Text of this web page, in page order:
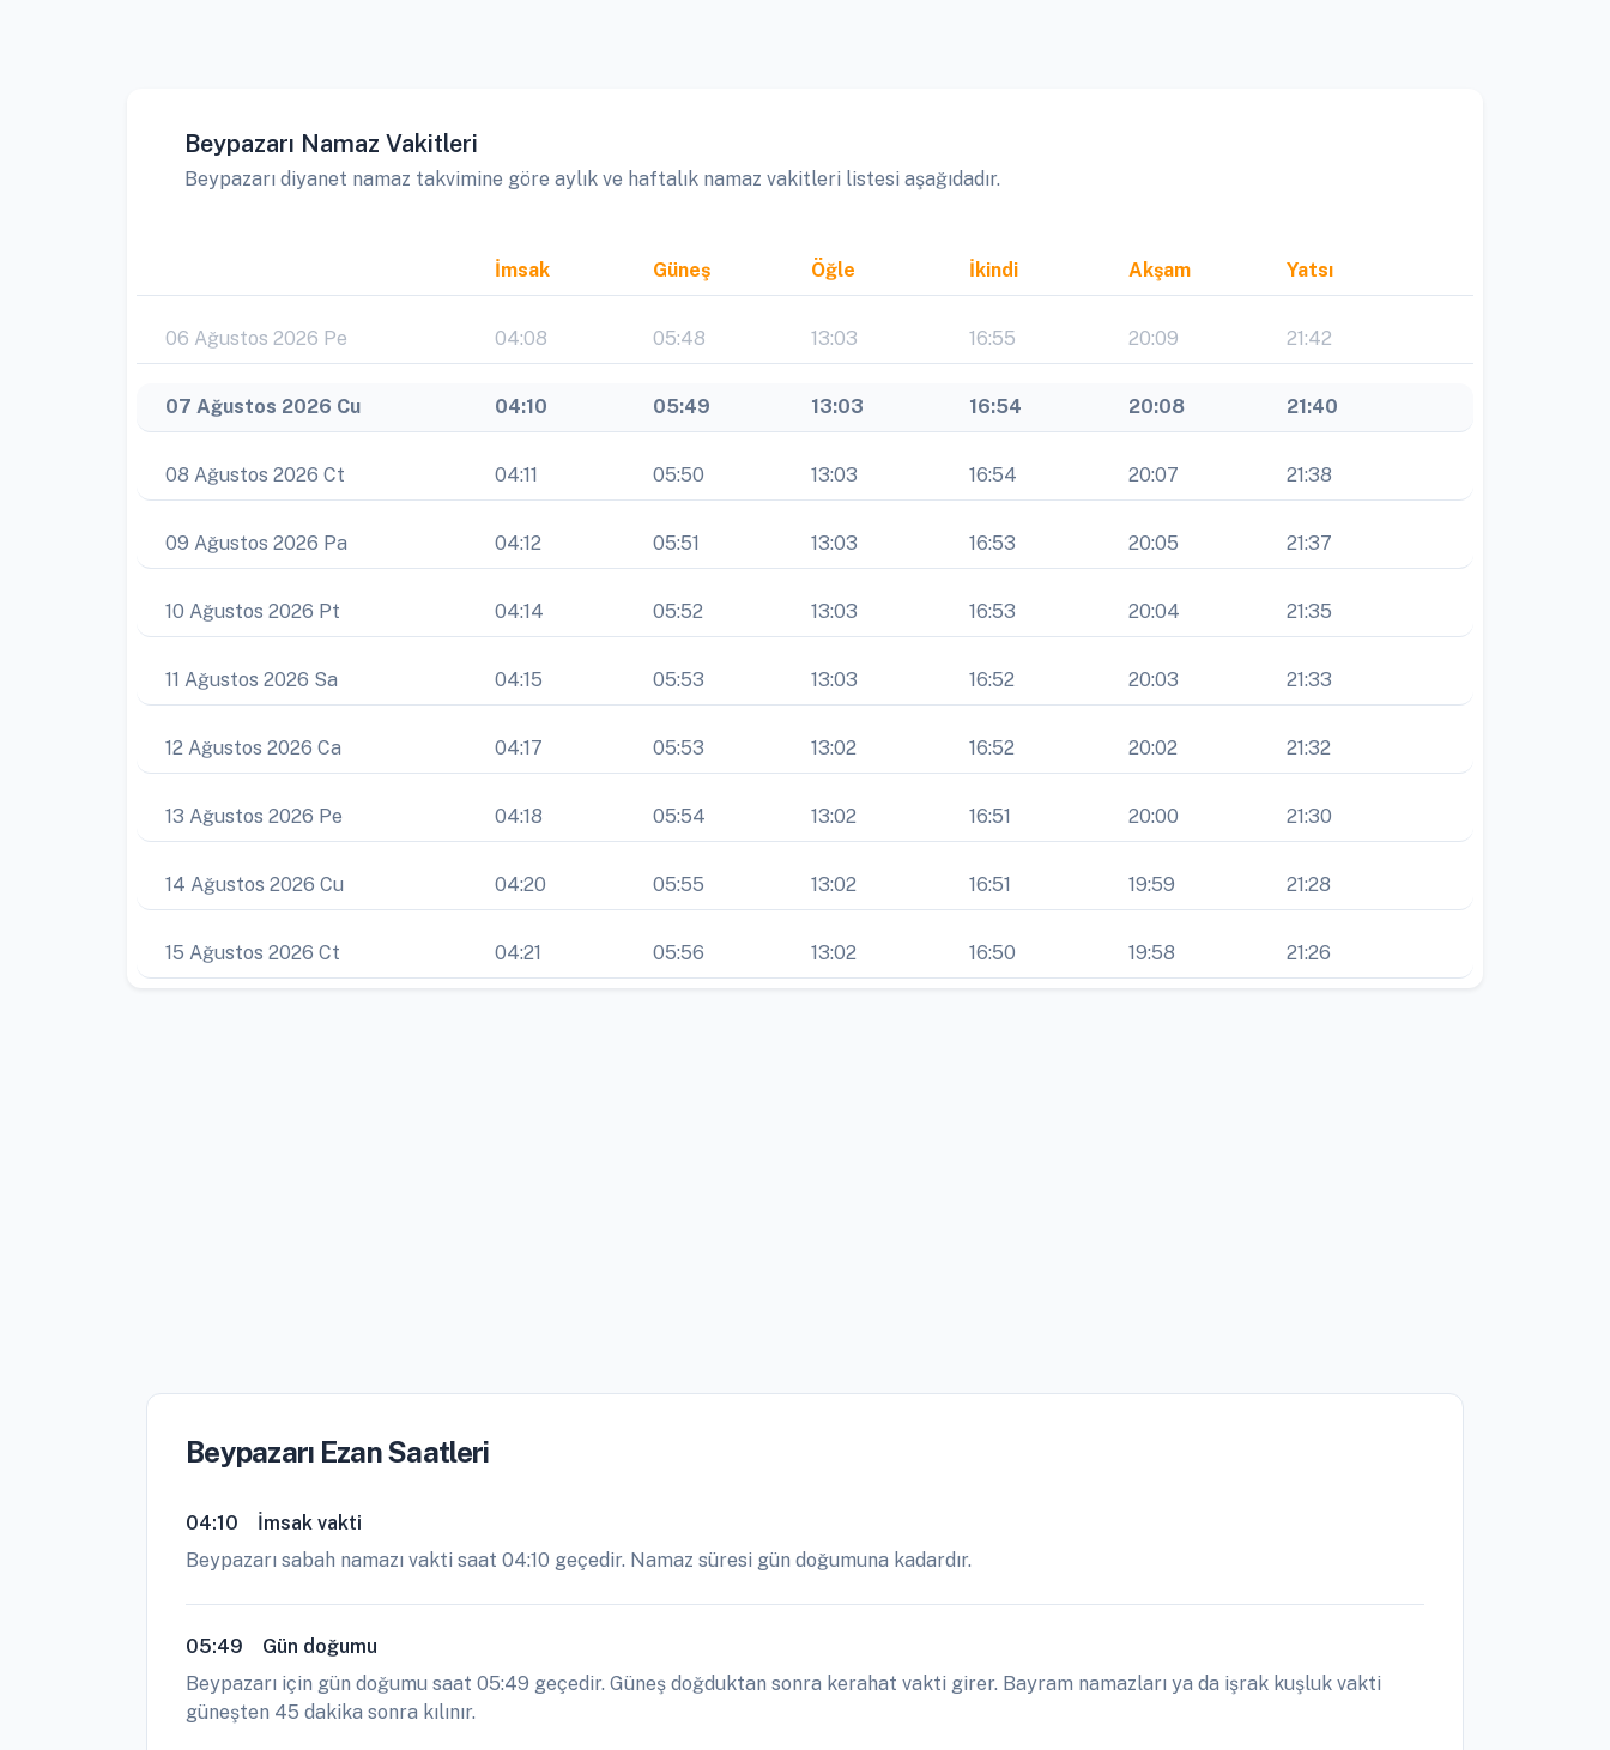
Beypazarı Namaz Vakitleri
Beypazarı diyanet namaz takvimine göre aylık ve haftalık namaz vakitleri listesi aşağıdadır.
İmsak Güneş Öğle İkindi Akşam Yatsı
06 Ağustos 2026 Pe 04:08 05:48 13:03 16:55 20:09 21:42
07 Ağustos 2026 Cu 04:10 05:49 13:03 16:54 20:08 21:40
08 Ağustos 2026 Ct 04:11 05:50 13:03 16:54 20:07 21:38
09 Ağustos 2026 Pa 04:12 05:51 13:03 16:53 20:05 21:37
10 Ağustos 2026 Pt 04:14 05:52 13:03 16:53 20:04 21:35
11 Ağustos 2026 Sa 04:15 05:53 13:03 16:52 20:03 21:33
12 Ağustos 2026 Ca 04:17 05:53 13:02 16:52 20:02 21:32
13 Ağustos 2026 Pe 04:18 05:54 13:02 16:51 20:00 21:30
14 Ağustos 2026 Cu 04:20 05:55 13:02 16:51 19:59 21:28
15 Ağustos 2026 Ct 04:21 05:56 13:02 16:50 19:58 21:26
Beypazarı Ezan Saatleri
04:10
İmsak vakti
Beypazarı sabah namazı vakti saat 04:10 geçedir. Namaz süresi gün doğumuna kadardır.
05:49
Gün doğumu
Beypazarı için gün doğumu saat 05:49 geçedir. Güneş doğduktan sonra kerahat vakti girer. Bayram namazları ya da işrak kuşluk vakti
güneşten 45 dakika sonra kılınır.